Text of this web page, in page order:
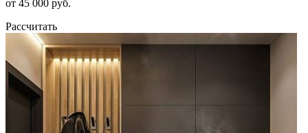
от 45 000 руб.
Рассчитать